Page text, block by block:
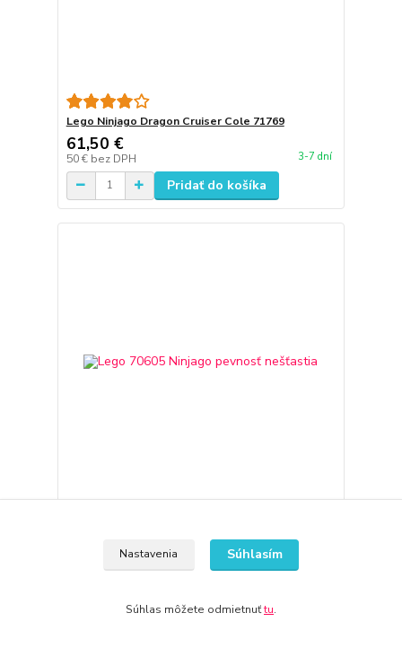
Lego Ninjago Dragon Cruiser Cole 71769
61,50 €
50 € bez DPH 3-7 dní
Pridať do košíka
261,63 €Nastavenia Súhlasím
Súhlas môžete odmietnuťtu.